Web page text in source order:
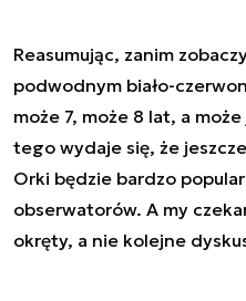
Reasumując, zanim
podwodnym biało-
może 7, może 8 lat, a
tego wydaje się, że
Orki będzie bardzo
obserwatorów. A my
okręty, a nie kolejne